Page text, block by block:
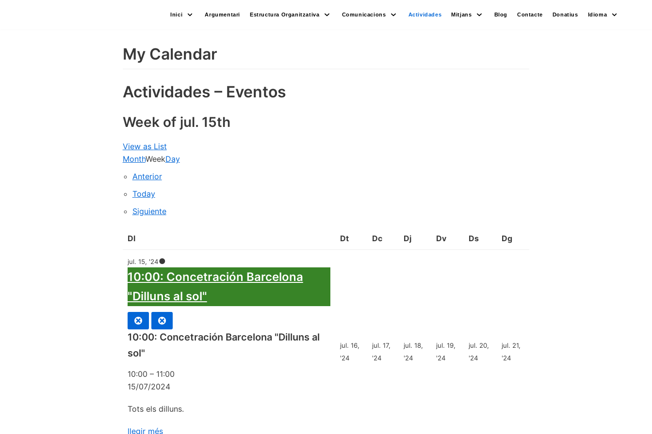
Inici Argumentari Estructura Organitzativa Comunicacions Actividades Mitjans Blog Contacte Donatius Idioma
My Calendar
Actividades – Eventos
Week of jul. 15th
View as List
MonthWeekDay
Anterior
Today
Siguiente
Dl Dt Dc Dj Dv Ds Dg
jul. 15, '24●
10:00: Concetración Barcelona
"Dilluns al sol"
10:00: Concetración Barcelona "Dilluns al
sol"
10:00 – 11:00
15/07/2024
Tots els dilluns.
llegir més
jul. 16,
'24
jul. 17,
'24
jul. 18,
'24
jul. 19,
'24
jul. 20,
'24
jul. 21,
'24